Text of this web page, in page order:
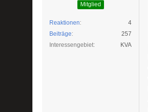
Mitglied
Reaktionen
4
Beiträge
257
Interessengebiet
KVA